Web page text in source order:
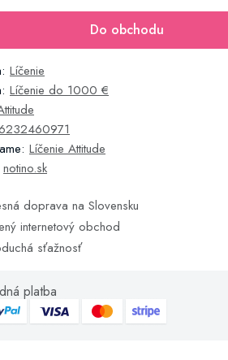
Do obchodu
Líčenie
Líčenie do 1000 €
Líčenie Attitude
notino.sk
doprava na Slovensku
internetový obchod
sťažnosť
platba